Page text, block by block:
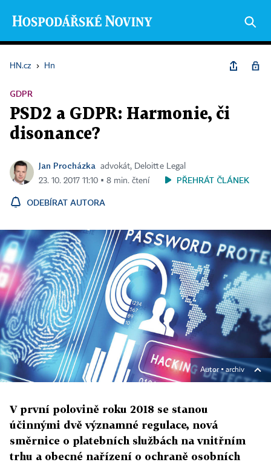
HN.cz › Hn
GDPR
PSD2 a GDPR: Harmonie, či
disonance?
Jan Procházka
advokát, Deloitte Legal
23. 10. 2017 11:10 ▪ 8 min. čtení
PŘEHRÁT ČLÁNEK
ODEBÍRAT AUTORA
Autor ▪ archiv
V první polovině roku 2018 se stanou
účinnými dvě významné regulace, nová
směrnice o platebních službách na vnitřním
trhu a obecné nařízení o ochraně osobních